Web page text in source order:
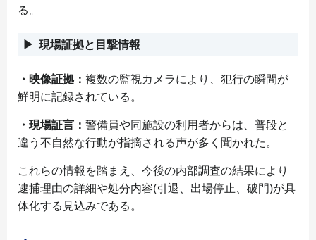
る。
現場証拠と目撃情報
・映像証拠： 複数の監視カメラにより、犯行の瞬間が
鮮明に記録されている。
・現場証言： 警備員や同施設の利用者からは、普段と
違う不自然な行動が指摘される声が多く聞かれた。
これらの情報を踏まえ、今後の内部調査の結果により
逮捕理由の詳細や処分内容(引退、出場停止、破門)が具
体化する見込みである。